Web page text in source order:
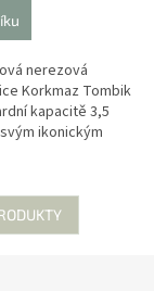
nerezová
Korkmaz Tombik
kapacitě 3,5
ikonickým